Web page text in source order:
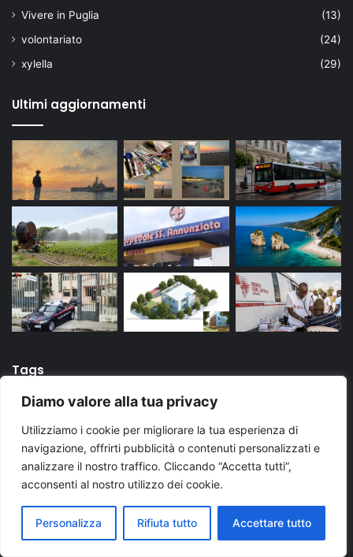
Diamo valore alla tua privacy
Utilizziamo i cookie per migliorare la tua esperienza di
navigazione, offrirti pubblicità o contenuti personalizzati e
analizzare il nostro traffico. Cliccando “Accetta tutti”,
acconsenti al nostro utilizzo dei cookie.
Personalizza Rifiuta tutto Accettare tutto
Vivere in Puglia
(13)
volontariato
(24)
xylella
(29)
Ultimi aggiornamenti
Tags
evidenza Foggia Lecce Martina Franca news
News Puglia notizie polizia di stato puglia
Ultimissime Puglia